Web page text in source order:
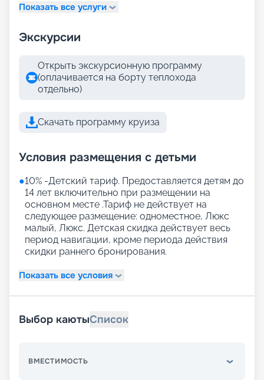
Показать все услуги
Экскурсии
Открыть экскурсионную программу
(оплачивается на борту теплохода
отдельно)
Скачать программу круиза
Условия размещения с детьми
●10% -Детский тариф. Предоставляется детям до
14 лет включительно при размещении на
основном месте .Тариф не действует на
следующее размещение: одноместное, Люкс
малый, Люкс. Детская скидка действует весь
период навигации, кроме периода действия
скидки раннего бронирования.
Показать все условия
Выбор каютыСписок
ВМЕСТИМОСТЬ